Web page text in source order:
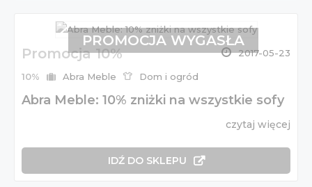
Promocja 10% 2017-05-23
10% Abra Meble Dom i ogród
Abra Meble: 10% zniżki na wszystkie sofy
czytaj więcej
IDŹ DO SKLEPU
PROMOCJA WYGASŁA